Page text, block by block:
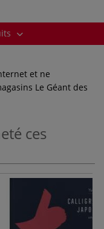
et ne
Le Géant des
ces